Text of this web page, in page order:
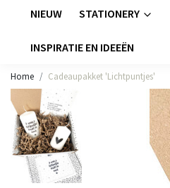
NIEUW STATIONERY
INSPIRATIE EN IDEEËN
Home Cadeaupakket 'Lichtpuntjes'